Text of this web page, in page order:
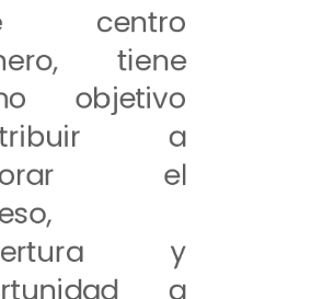
centro
tiene
objetivo
a
el
y
a